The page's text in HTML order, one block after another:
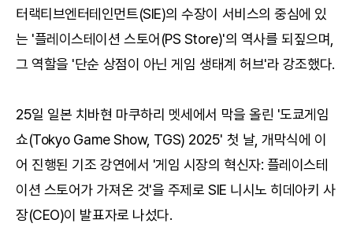
터랙티브엔터테인먼트(SIE)의 수장이 서비스의 중심에 있
는 '플레이스테이션 스토어(PS Store)'의 역사를 되짚으며,
그 역할을 '단순 상점이 아닌 게임 생태계 허브'라 강조했다.
25일 일본 치바현 마쿠하리 멧세에서 막을 올린 '도쿄게임
쇼(Tokyo Game Show, TGS) 2025' 첫 날, 개막식에 이
어 진행된 기조 강연에서 '게임 시장의 혁신자: 플레이스테
이션 스토어가 가져온 것'을 주제로 SIE 니시노 히데아키 사
장(CEO)이 발표자로 나섰다.